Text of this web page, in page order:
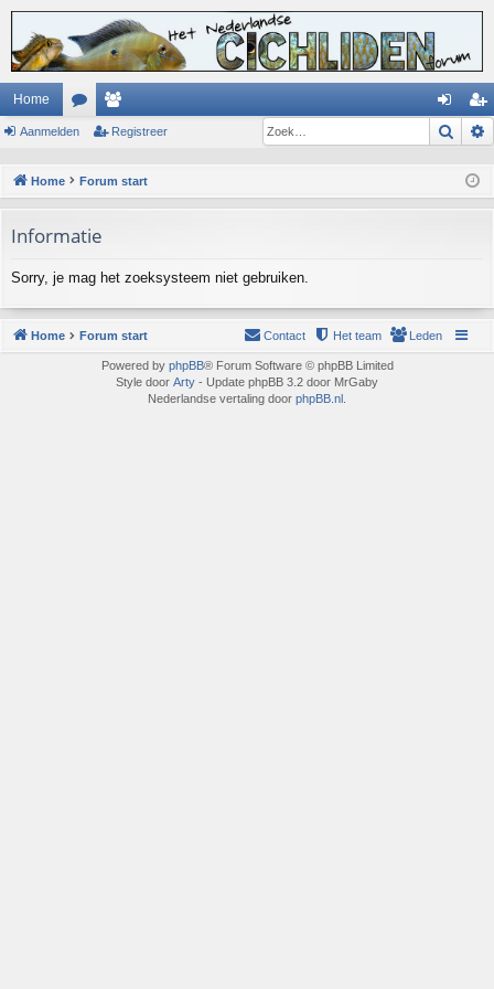
Home
or
m
s
ed an
el
eg
re
Aanmelden Registreer Zoek
Home Forum start
Informatie
Sorry, je mag het zoeksysteem niet gebruiken.
Home Forum start Leden
Het team
Contact
Powered by phpBB® Forum Software © phpBB Limited
Style door Arty - Update phpBB 3.2 door MrGaby
Nederlandse vertaling door phpBB.nl